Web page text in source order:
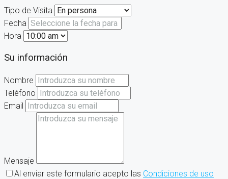
Tipo de Visita
Fecha
Hora
Su información
Nombre
Teléfono
Email
Mensaje
Al enviar este formulario acepto las Condiciones de uso